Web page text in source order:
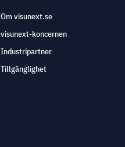
Om visunext.se
visunext-koncernen
Industripartner
Tillgänglighet